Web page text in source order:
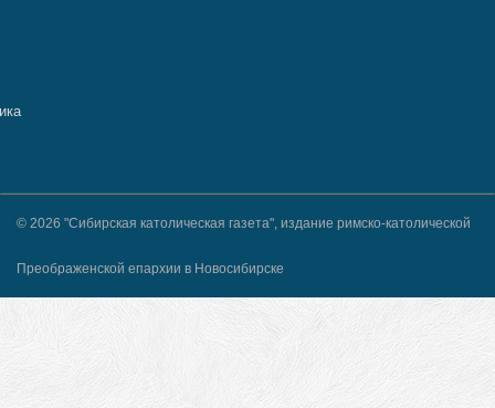
© 2026 "Сибирская католическая газета", издание римско-католической
Преображенской епархии в Новосибирске